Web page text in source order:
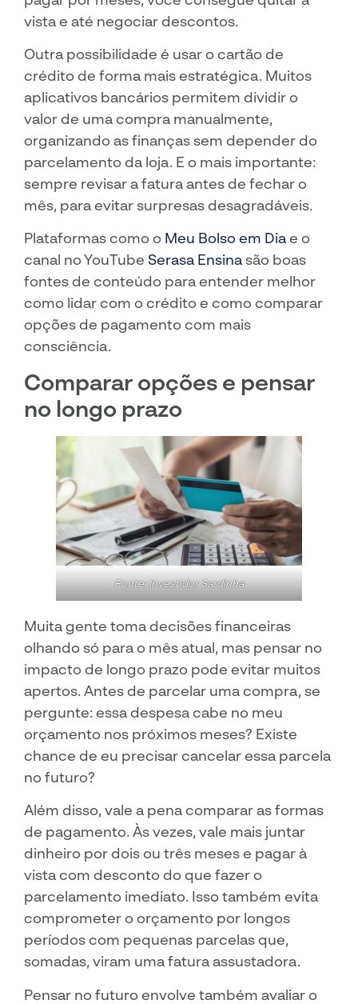
vista e até negociar descontos.
Outra possibilidade é usar o cartão de
crédito de forma mais estratégica. Muitos
aplicativos bancários permitem dividir o
valor de uma compra manualmente,
organizando as finanças sem depender do
parcelamento da loja. E o mais importante:
sempre revisar a fatura antes de fechar o
mês, para evitar surpresas desagradáveis.
Plataformas como o Meu Bolso em Diae o
canal no YouTube Serasa Ensinasão boas
fontes de conteúdo para entender melhor
como lidar com o crédito e como comparar
opções de pagamento com mais
consciência.
Comparar opções e pensar
no longo prazo
Fonte: Investidor Sardinha
Muita gente toma decisões financeiras
olhando só para o mês atual, mas pensar no
impacto de longo prazo pode evitar muitos
apertos. Antes de parcelar uma compra, se
pergunte: essa despesa cabe no meu
orçamento nos próximos meses? Existe
chance de eu precisar cancelar essa parcela
no futuro?
Além disso, vale a pena comparar as formas
de pagamento. Às vezes, vale mais juntar
dinheiro por dois ou três meses e pagar à
vista com desconto do que fazer o
parcelamento imediato. Isso também evita
comprometer o orçamento por longos
períodos com pequenas parcelas que,
somadas, viram uma fatura assustadora.
Pensar no futuro envolve também avaliar o